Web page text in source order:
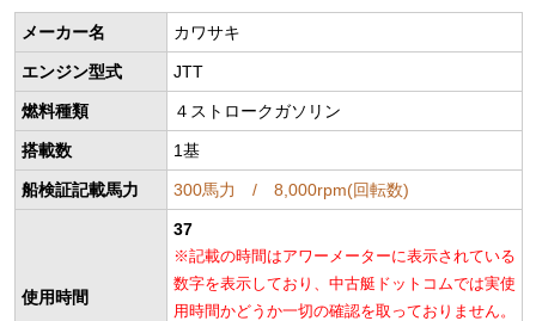
メーカー名 カワサキ
エンジン型式 JTT
燃料種類 ４ストロークガソリン
搭載数 1基
船検証記載馬力 300馬力 / 8,000rpm(回転数)
使用時間
37
※記載の時間はアワーメーターに表示されている
数字を表示しており、中古艇ドットコムでは実使
用時間かどうか一切の確認を取っておりません。